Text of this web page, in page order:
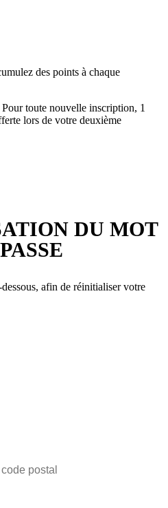
des points à chaque
toute nouvelle inscription, 1
lors de votre deuxième
DU MOT
afin de réinitialiser votre